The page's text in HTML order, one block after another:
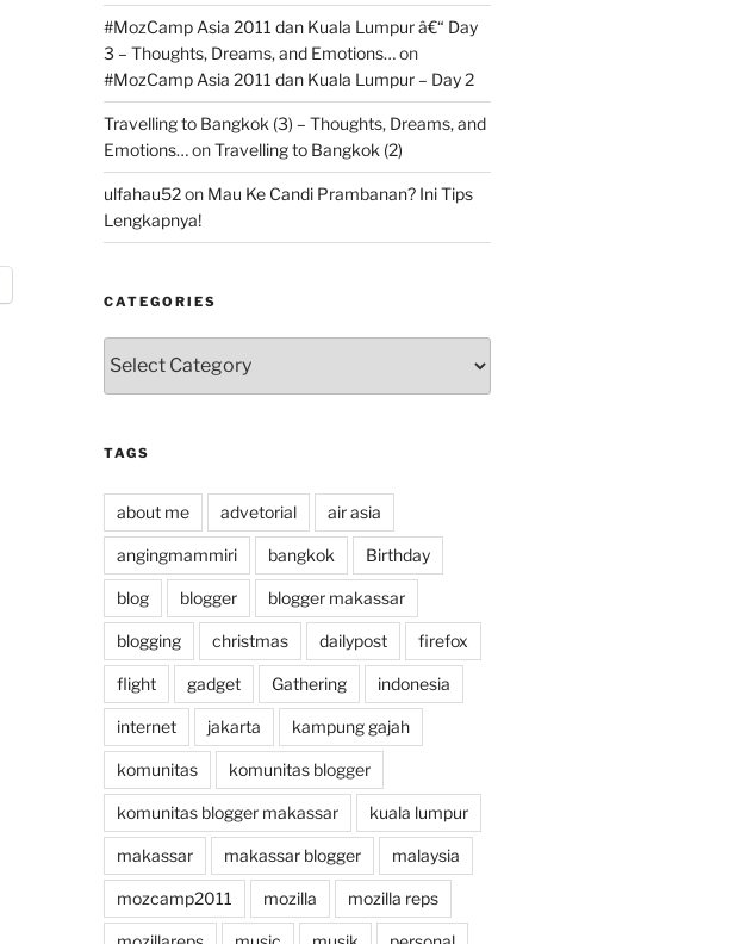
#MozCamp Asia 2011 dan Kuala Lumpur â€“ Day
3 – Thoughts, Dreams, and Emotions…on
#MozCamp Asia 2011 dan Kuala Lumpur – Day 2
Travelling to Bangkok (3) – Thoughts, Dreams, and
Emotions…onTravelling to Bangkok (2)
ulfahau52on Mau Ke Candi Prambanan? Ini Tips
Lengkapnya!
CATEGORIES
TAGS
about me advetorial air asia
angingmammiri bangkok Birthday
blog blogger blogger makassar
blogging christmas dailypost firefox
flight gadget Gathering indonesia
internet jakarta kampung gajah
komunitas komunitas blogger
komunitas blogger makassar kuala lumpur
makassar makassar blogger malaysia
mozcamp2011 mozilla mozilla reps